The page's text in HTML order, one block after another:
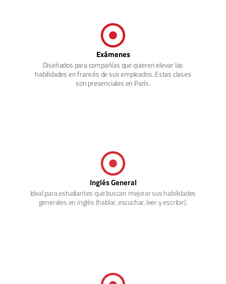
Exámenes
Diseñados para compañías que quieren elevar las
habilidades en francés de sus empleados. Estas clases
son presenciales en París.
Inglés General
Ideal para estudiantes que buscan mejorar sus habilidades
generales en inglés (hablar, escuchar, leer y escribir).